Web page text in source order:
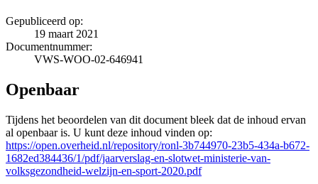
Gepubliceerd op:
19 maart 2021
Documentnummer:
VWS-WOO-02-646941
Openbaar
Tijdens het beoordelen van dit document bleek dat de inhoud ervan
al openbaar is. U kunt deze inhoud vinden op:
https://open.overheid.nl/repository/ronl-3b744970-23b5-434a-b672-
1682ed384436/1/pdf/jaarverslag-en-slotwet-ministerie-van-
volksgezondheid-welzijn-en-sport-2020.pdf